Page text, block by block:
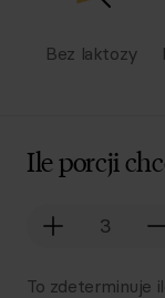
Bez laktozy
Ile porcji
To zdeterminuje